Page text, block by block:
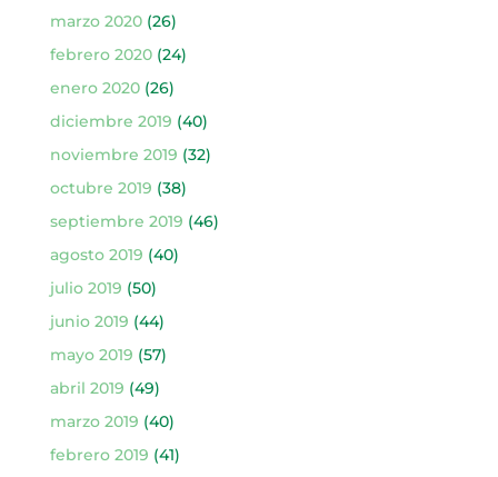
marzo 2020(26)
febrero 2020(24)
enero 2020(26)
diciembre 2019 (40)
noviembre 2019 (32)
octubre 2019 (38)
septiembre 2019 (46)
agosto 2019 (40)
julio 2019 (50)
junio 2019 (44)
mayo 2019 (57)
abril 2019 (49)
marzo 2019 (40)
febrero 2019 (41)